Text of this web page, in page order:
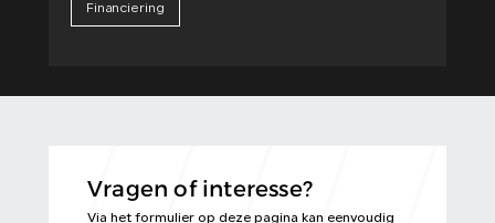
Financiering
Vragen of interesse?
Via het formulier op deze pagina kan eenvoudig